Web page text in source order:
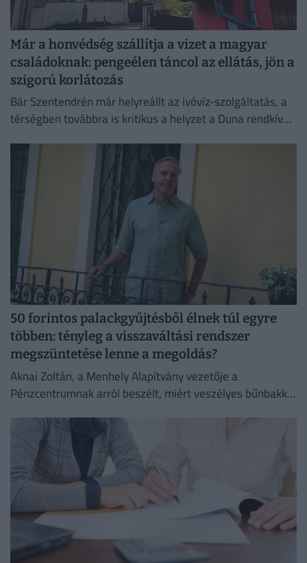
Már a honvédség szállítja a vizet a magyar
családoknak: pengeélen táncol az ellátás, jön a
szigorú korlátozás
Bár Szentendrén már helyreállt az ivóvíz-szolgáltatás, a
térségben továbbra is kritikus a helyzet a Duna rendkívül
50 forintos palackgyűjtésből élnek túl egyre
többen: tényleg a visszaváltási rendszer
megszüntetése lenne a megoldás?
Aknai Zoltán, a Menhely Alapítvány vezetője a
Pénzcentrumnak arról beszélt, miért veszélyes bűnbakká